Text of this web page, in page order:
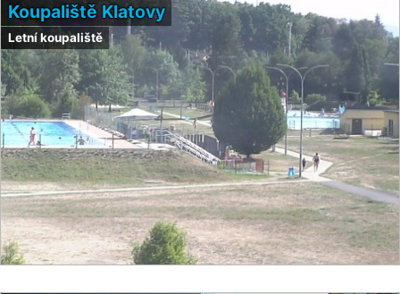
Koupaliště Klatovy
Letní koupaliště